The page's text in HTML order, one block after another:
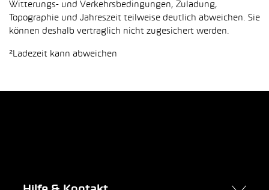
Witterungs- und Verkehrsbedingungen, Zuladung,
Topographie und Jahreszeit teilweise deutlich abweichen. Sie
können deshalb vertraglich nicht zugesichert werden.
²Ladezeit kann abweichen